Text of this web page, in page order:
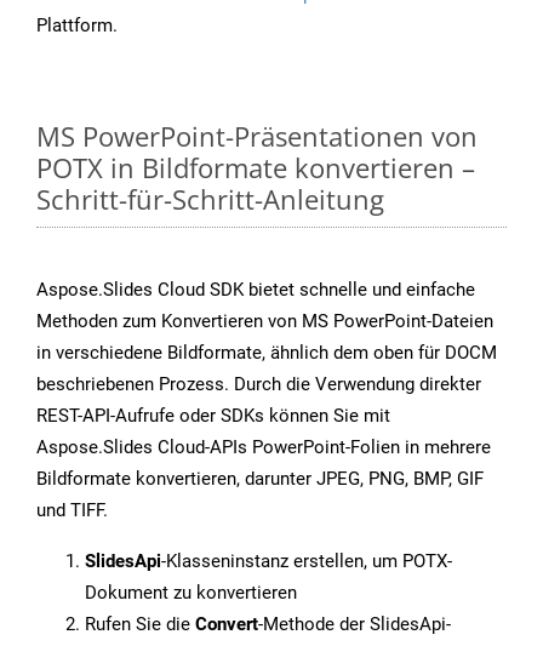
Plattform.
MS PowerPoint-Präsentationen von
POTX in Bildformate konvertieren –
Schritt-für-Schritt-Anleitung
Aspose.Slides Cloud SDK bietet schnelle und einfache
Methoden zum Konvertieren von MS PowerPoint-Dateien
in verschiedene Bildformate, ähnlich dem oben für DOCM
beschriebenen Prozess. Durch die Verwendung direkter
REST-API-Aufrufe oder SDKs können Sie mit
Aspose.Slides Cloud-APIs PowerPoint-Folien in mehrere
Bildformate konvertieren, darunter JPEG, PNG, BMP, GIF
und TIFF.
SlidesApi-Klasseninstanz erstellen, um POTX-
Dokument zu konvertieren
Rufen Sie die Convert-Methode der SlidesApi-